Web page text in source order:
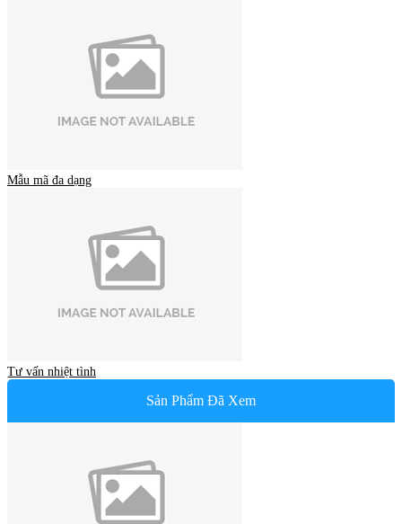
Mẫu mã đa dạng
Tư vấn nhiệt tình
Sản Phẩm Đã Xem